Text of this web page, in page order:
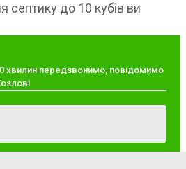
септику до 10 кубів ви
хвилин передзвонимо, повідомимо